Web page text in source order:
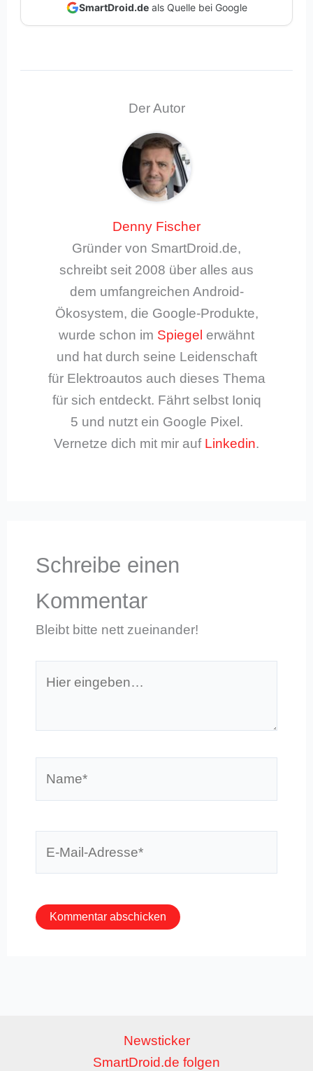
SmartDroid.deals Quelle bei Google
Der Autor
Denny Fischer
Gründer von SmartDroid.de,
schreibt seit 2008 über alles aus
dem umfangreichen Android-
Ökosystem, die Google-Produkte,
wurde schon im Spiegel erwähnt
und hat durch seine Leidenschaft
für Elektroautos auch dieses Thema
für sich entdeckt. Fährt selbst Ioniq
5 und nutzt ein Google Pixel.
Vernetze dich mit mir auf Linkedin.
Schreibe einen
Kommentar
Bleibt bitte nett zueinander!
eingeben…
Newsticker
SmartDroid.de folgen